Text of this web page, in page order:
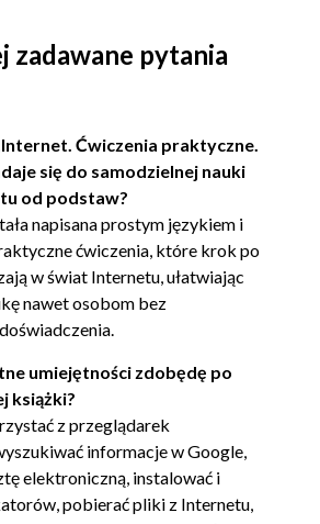
Windows Live (90)
poczty usługi Windows
programu pocztowego (101)
listu e-mail (103)
Załączniki poczty (106)
poczty (109)
załączników przychodzących z
(111)
Odpowiadanie na listy (113)
konta Gmail (118)
poczty Gmail (121)
w otrzymanej poczcie Gmail
zadawane pytania
Ćwiczenia praktyczne.
się do samodzielnej nauki
od podstaw?
napisana prostym językiem i
ćwiczenia, które krok po
w świat Internetu, ułatwiając
nawet osobom bez
umiejętności zdobędę po
książki?
z przeglądarek
informacje w Google,
elektroniczną, instalować i
pobierać pliki z Internetu,